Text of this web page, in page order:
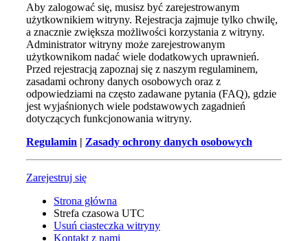
Aby zalogować się, musisz być zarejestrowanym
użytkownikiem witryny. Rejestracja zajmuje tylko chwilę,
a znacznie zwiększa możliwości korzystania z witryny.
Administrator witryny może zarejestrowanym
użytkownikom nadać wiele dodatkowych uprawnień.
Przed rejestracją zapoznaj się z naszym regulaminem,
zasadami ochrony danych osobowych oraz z
odpowiedziami na często zadawane pytania (FAQ), gdzie
jest wyjaśnionych wiele podstawowych zagadnień
dotyczących funkcjonowania witryny.
Regulamin | Zasady ochrony danych osobowych
Zarejestruj się
Strona główna
Strefa czasowa UTC
Usuń ciasteczka witryny
Kontakt z nami